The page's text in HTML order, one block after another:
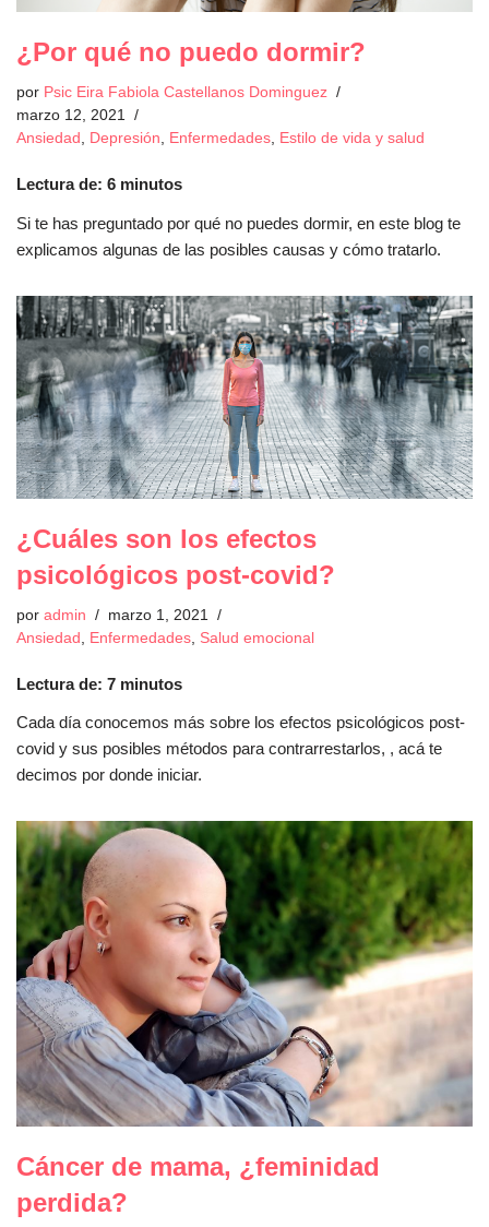
¿Por qué no puedo dormir?
por Psic Eira Fabiola Castellanos Dominguez
marzo 12, 2021
Ansiedad , Depresión, Enfermedades, Estilo de vida y salud
Lectura de: 6 minutos
Si te has preguntado por qué no puedes dormir, en este blog te
explicamos algunas de las posibles causas y cómo tratarlo.
¿Cuáles son los efectos
psicológicos post-covid?
por admin
marzo 1, 2021
Ansiedad
Enfermedades Salud emocional
Lectura de: 7 minutos
Cada día conocemos más sobre los efectos psicológicos post-
covid y sus posibles métodos para contrarrestarlos, , acá te
decimos por donde iniciar.
Cáncer de mama, ¿feminidad
perdida?